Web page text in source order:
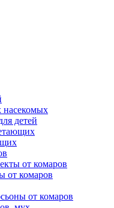
насекомых
детей
от комаров
от комаров
от комаров